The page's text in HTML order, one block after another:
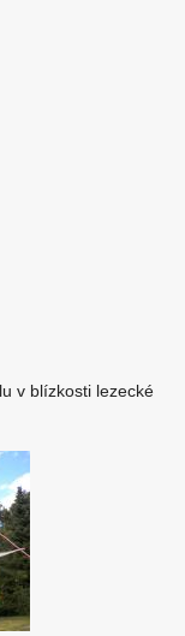
v blízkosti lezecké